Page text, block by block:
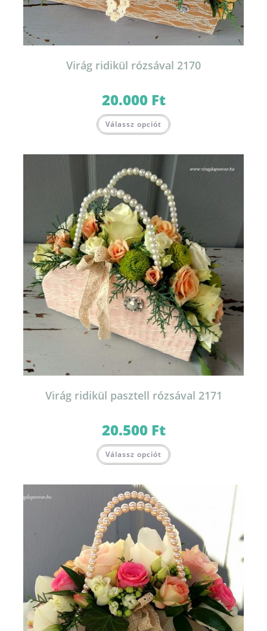
Virág ridikül rózsával 2170
20.000 Ft
Válassz opciót
Virág ridikül pasztell rózsával 2171
20.500 Ft
Válassz opciót